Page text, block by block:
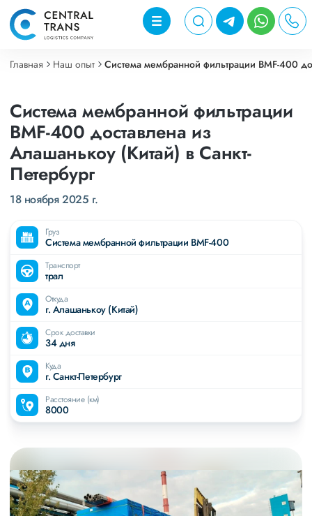
Главная Наш опыт Система мембранной фильтрации BMF-400
Система мембранной фильтрации
BMF-400 доставлена из
Алашанькоу (Китай) в Санкт-
Петербург
18 ноября 2025 г.
Груз
Система мембранной фильтрации BMF-400
Транспорт
трал
Откуда
г. Алашанькоу (Китай)
Срок доставки
34 дня
Куда
г. Санкт-Петербург
Расстояние (км)
8000